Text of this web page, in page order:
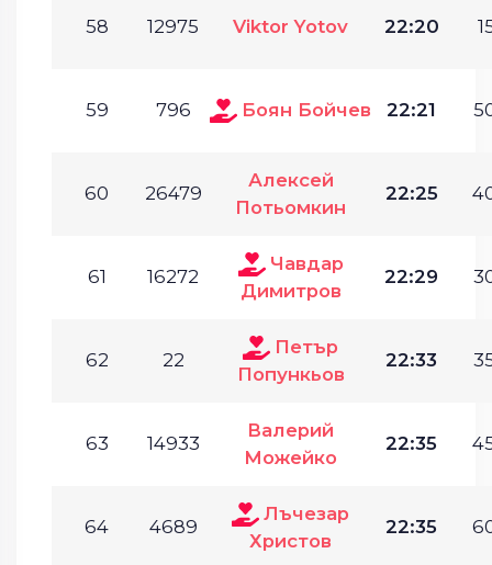
58 12975 Viktor Yotov 22:20
59 796 Боян Бойчев 22:21
60 26479
Алексей
Потьомкин
22:25
61 16272
Чавдар
Димитров
22:29
62 22
Петър
Попункьов
22:33
63 14933
Валерий
Можейко
22:35
64 4689
Лъчезар
Христов
22:35